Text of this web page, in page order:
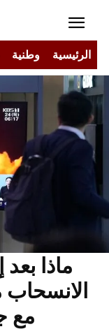
الرئيسية وطنية
ماذا بعد
الانسحاب
مع